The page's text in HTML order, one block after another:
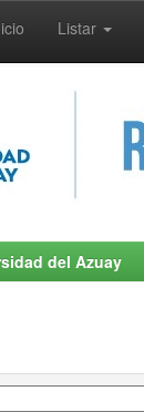
Listar
del Azuay